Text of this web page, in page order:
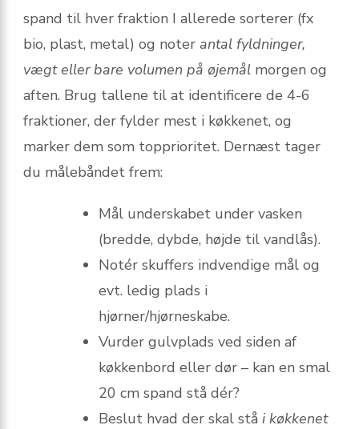
spand til hver fraktion I allerede sorterer (fx
bio, plast, metal) og noter antal fyldninger,
vægt eller bare volumen på øjemål morgen og
aften. Brug tallene til at identificere de 4-6
fraktioner, der fylder mest i køkkenet, og
marker dem som topprioritet. Dernæst tager
du målebåndet frem:
Mål underskabet under vasken
(bredde, dybde, højde til vandlås).
Notér skuffers indvendige mål og
evt. ledig plads i
hjørner/hjørneskabe.
Vurder gulvplads ved siden af
køkkenbord eller dør – kan en smal
20 cm spand stå dér?
Beslut hvad der skal stå i køkkenet